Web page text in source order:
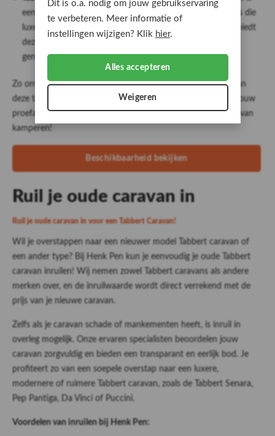
Dit is o.a. nodig om jouw gebruikservaring
te verbeteren. Meer informatie of
instellingen wijzigen? Klik hier.
Alles accepteren
Weigeren
een compacte en flexibele caravan, ideaal voor avonturiers die
luxe en efficiëntie zoeken. Dankzij het slimme opklapbed biedt
deze caravan overdag extra leefruimte, terwijl je ’s nachts
geniet van een comfortabel slaapgedeelte
Zo ontdek je zelf het comfort, de indeling en de rijervaring van
deze topmodellen. Bekijk direct de beschikbaarheid en plan jouw
proefavontuur! Wie weet beleef jij straks de ultieme vrijheid van
kamperen!
Beschikbaarheid bekijken
Ruil je oude caravan in
Ruil je oude caravan in voor een Tabbert Caravan!
Wil je overstappen naar een nieuwer model Tabbert caravan of
een ander type? Bij Henk Pen kun je eenvoudig je oude Tabbert
caravan inruilen! Wij nemen zowel Tabbert caravans als andere
merken over, en de inruilwaarde wordt direct verrekend met de
prijs van je nieuwe caravan.
Zelfs als je caravan schade of mankementen heeft, is inruil in
overleg mogelijk. Onze ervaren specialisten beoordelen jouw
caravan zorgvuldig en bieden een transparant en eerlijk bod. Je
profiteert zo van een soepele overstap naar een luxere,
modernere of ruimere Tabbert caravan, zoals de Tabbert Senara,
Pep Pantiga, Da Vinci of Puccini.
Voordelen van inruilen bij Henk Pen: